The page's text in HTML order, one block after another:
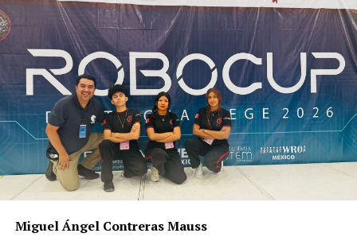
la delincuencia mató a cinco personas.
La Perla, Yanga, Amatlán, Ciudad Mendoza, Maltrata y
Zongolica, fueron los municipios donde se registró un
solo homicidio; a su vez, Rafael Delgado, Acultzingo,
Atzalan, Atzacan, Cuichapa, Carillo Puerto,
Ixtaczoquitlán, Cotaxtla, Cuitláhuac y Totutla,
reportaron dos crímenes.
RELATED TOPICS:
Aplica DIF Municipal encuesta sobre los derechos de los
Miguel Ángel Contreras Mauss